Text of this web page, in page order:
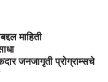
माहिती
जनजागृती प्रोग्राम्सचे